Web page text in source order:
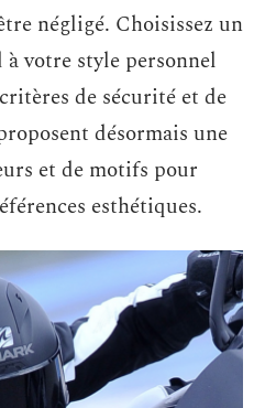
négligé. Choisissez un
votre style personnel
de sécurité et de
désormais une
et de motifs pour
esthétiques.